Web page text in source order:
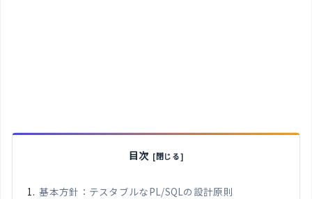
目次
基本方針：テスタブルなPL/SQLの設計原則